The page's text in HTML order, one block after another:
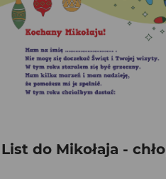
List do Mikołaja -